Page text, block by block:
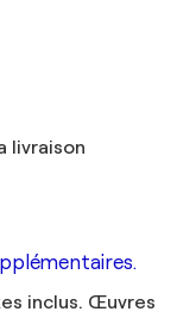
livraison
inclus. Œuvres